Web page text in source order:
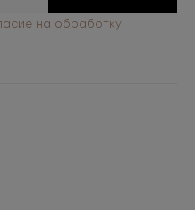
на обработку